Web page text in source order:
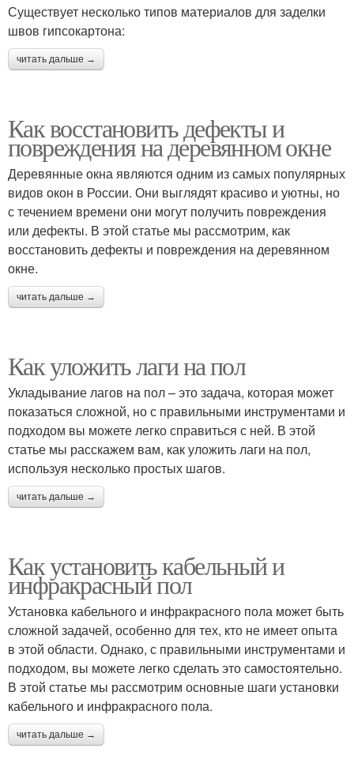
Существует несколько типов материалов для заделки
швов гипсокартона:
читать дальше →
Как восстановить дефекты и
повреждения на деревянном окне
Деревянные окна являются одним из самых популярных
видов окон в России. Они выглядят красиво и уютны, но
с течением времени они могут получить повреждения
или дефекты. В этой статье мы рассмотрим, как
восстановить дефекты и повреждения на деревянном
окне.
читать дальше →
Как уложить лаги на пол
Укладывание лагов на пол – это задача, которая может
показаться сложной, но с правильными инструментами и
подходом вы можете легко справиться с ней. В этой
статье мы расскажем вам, как уложить лаги на пол,
используя несколько простых шагов.
читать дальше →
Как установить кабельный и
инфракрасный пол
Установка кабельного и инфракрасного пола может быть
сложной задачей, особенно для тех, кто не имеет опыта
в этой области. Однако, с правильными инструментами и
подходом, вы можете легко сделать это самостоятельно.
В этой статье мы рассмотрим основные шаги установки
кабельного и инфракрасного пола.
читать дальше →